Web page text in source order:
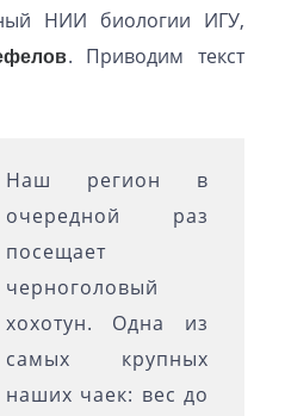
НИИ биологии ИГУ,
. Приводим текст
Наш регион в
очередной раз
посещает
черноголовый
хохотун. Одна из
самых крупных
наших чаек: вес до